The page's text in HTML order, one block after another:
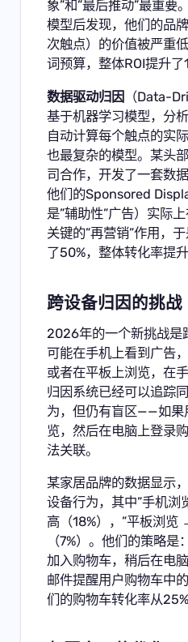
象”和”最后推动”最重要
模型后发现，他们的品
次触点）的价值被严重
词预算，整体ROI提升了
数据驱动归因
（Data-
基于机器学习模型，分
自动计算每个触点的实
也最复杂的模型。某头
司合作，开发了一套数
他们的Sponsored
是”辅助性”广告）实际
关键的”再营销”作用，
了50%，整体转化率提升
跨设备归因的挑战
2026年的一个新挑战是
可能在手机上看到广告
或者在平板上浏览，在
归因系统已经可以追踪
为，但仍有盲区——如果
览，然后在电脑上登录
法关联。
某家居品牌的数据显示
设备行为，其中”手机
高（18%），”平板浏览
（7%）。他们的策略
加入购物车，稍后在电
邮件提醒用户购物车中
们的购物车转化率从